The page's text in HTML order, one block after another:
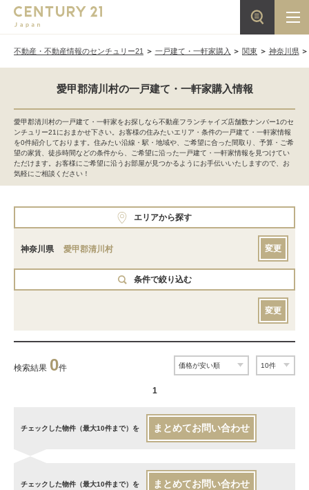
不動産・不動産情報のセンチュリー21 一戸建て・一軒家購入 関東 神奈川県
愛甲郡清川村の一戸建て・一軒家購入情報
愛甲郡清川村の一戸建て・一軒家をお探しなら不動産フランチャイズ店舗数ナンバー1のセ
ンチュリー21におまかせ下さい。お客様の住みたいエリア・条件の一戸建て・一軒家情報
を0件紹介しております。住みたい沿線・駅・地域や、ご希望に合った間取り、予算・ご希
望の家賃、徒歩時間などの条件から、ご希望に沿った一戸建て・一軒家情報を見つけてい
ただけます。お客様にご希望に沿うお部屋が見つかるようにお手伝いいたしますので、お
気軽にご相談ください！
エリアから探す
神奈川県 愛甲郡清川村 変更
条件で絞り込む
変更
検索結果 0件
1
チェックした物件（最大10件まで）を まとめてお問い合わせ
チェックした物件（最大10件まで）を まとめてお問い合わせ